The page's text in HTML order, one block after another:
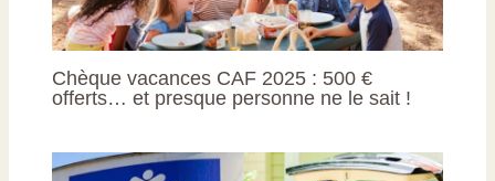
Chèque vacances CAF 2025 : 500 €
offerts… et presque personne ne le sait !